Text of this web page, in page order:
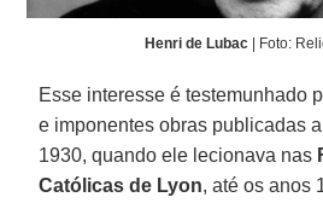
Henri de Lubac| Foto:
Esse interesse é testemunhado
e imponentes obras publicadas
1930, quando ele lecionava nas
Católicas de Lyon, até os anos